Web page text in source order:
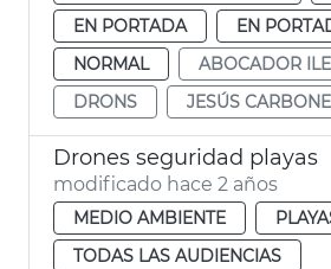
EN PORTADA
EN
NORMAL
ABOCADOR
DRONS
JESÚS
Drones seguridad playas
modificado hace 2 años
MEDIO AMBIENTE
TODAS LAS AUDIENCIAS